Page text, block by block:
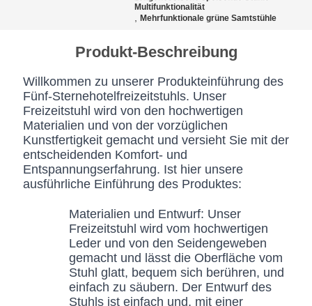
Multifunktionalität
,Mehrfunktionale grüne Samtstühle
Produkt-Beschreibung
Willkommen zu unserer Produkteinführung des
Fünf-Sternehotelfreizeitstuhls. Unser
Freizeitstuhl wird von den hochwertigen
Materialien und von der vorzüglichen
Kunstfertigkeit gemacht und versieht Sie mit der
entscheidenden Komfort- und
Entspannungserfahrung. Ist hier unsere
ausführliche Einführung des Produktes:
Materialien und Entwurf: Unser
Freizeitstuhl wird vom hochwertigen
Leder und von den Seidengeweben
gemacht und lässt die Oberfläche vom
Stuhl glatt, bequem sich berühren, und
einfach zu säubern. Der Entwurf des
Stuhls ist einfach und, mit einer